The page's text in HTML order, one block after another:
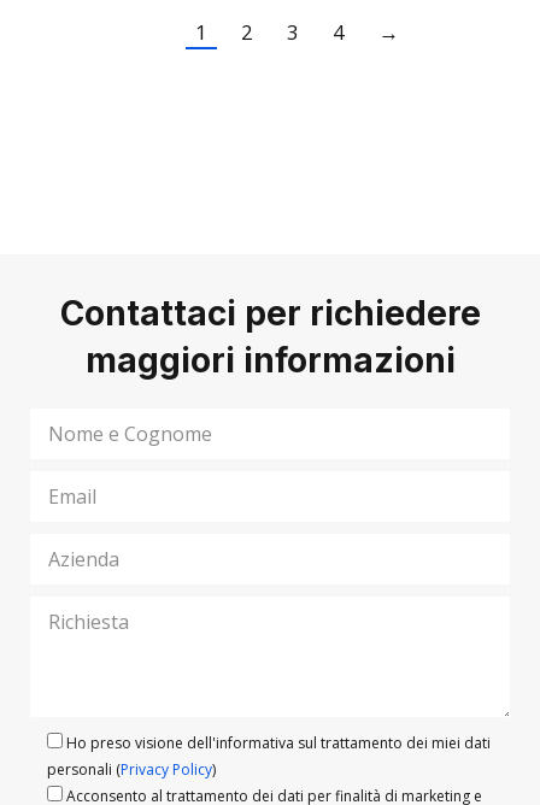
1 2 3 4 →
Contattaci per richiedere
maggiori informazioni
Ho preso visione dell'informativa sul trattamento dei miei dati
personali (Privacy Policy)
Acconsento al trattamento dei dati per finalità di marketing e